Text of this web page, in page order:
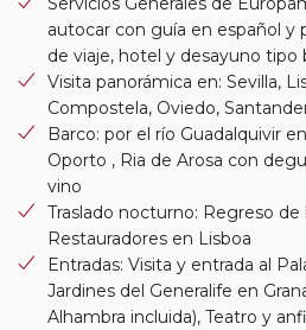
autocar con guía en español y
de viaje, hotel y desayuno tipo
Visita panorámica en: Sevilla,
Compostela, Oviedo,
Barco: por el río Guadalquivir
Oporto , Ria de Arosa con
vino
Traslado nocturno: Regreso de
Restauradores en Lisboa
Entradas: Visita y entrada al
Jardines del Generalife en
Alhambra incluida), Teatro y